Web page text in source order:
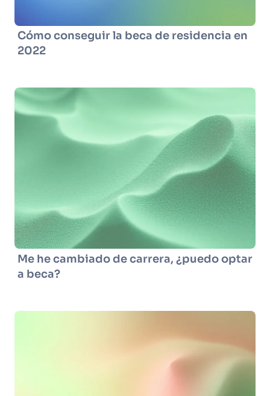
Cómo conseguir la beca de residencia en
2022
Me he cambiado de carrera, ¿puedo optar
a beca?